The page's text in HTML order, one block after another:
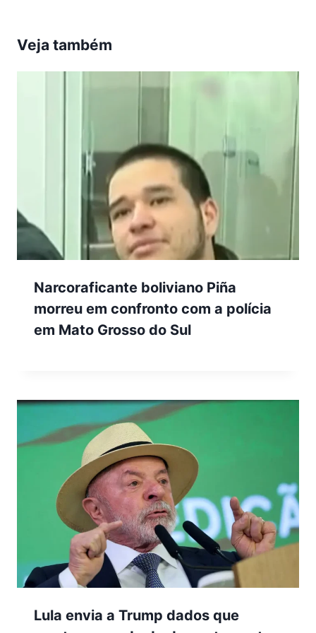
Veja também
Narcoraficante boliviano Piña
morreu em confronto com a polícia
em Mato Grosso do Sul
Lula envia a Trump dados que